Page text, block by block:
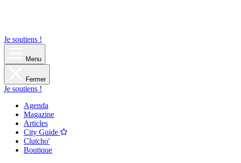
Je soutiens !
Menu
Fermer
Je soutiens !
Agenda
Magazine
Articles
City Guide
Clutcho'
Boutique